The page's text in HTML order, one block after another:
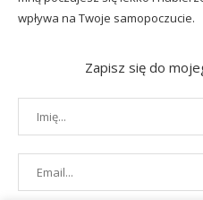
wpływa na Twoje samopoczucie.
Zapisz się do